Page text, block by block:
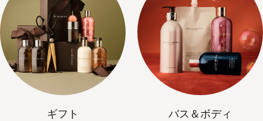
ギフト バス＆ボディ